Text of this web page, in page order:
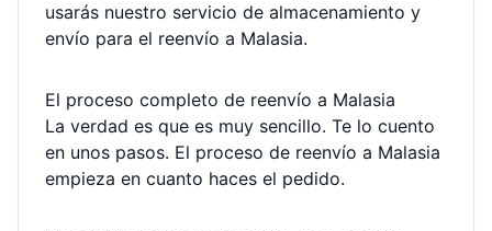
usarás nuestro servicio de almacenamiento y
envío para el reenvío a Malasia.
El proceso completo de reenvío a Malasia
La verdad es que es muy sencillo. Te lo cuento
en unos pasos. El proceso de reenvío a Malasia
empieza en cuanto haces el pedido.